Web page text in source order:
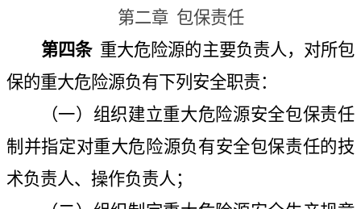
第二章 包保责任
第四条 重大危险源的主要负责人，对所包
保的重大危险源负有下列安全职责：
（一）组织建立重大危险源安全包保责任
制并指定对重大危险源负有安全包保责任的技
术负责人、操作负责人；